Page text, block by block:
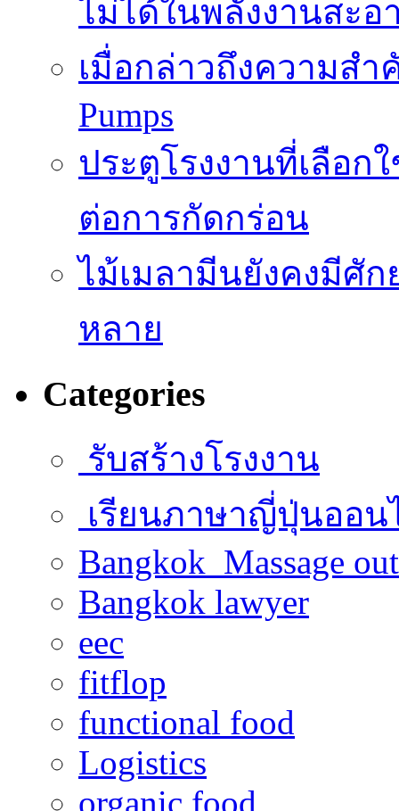
ไม่ได้ในพลังงานสะอ
เมื่อกล่าวถึงความสำ
Pumps
ประตูโรงงานที่เลือ
ต่อการกัดกร่อน
ไม้เมลามีนยังคงมีศั
หลาย
Categories
รับสร้างโรงงาน
เรียนภาษาญี่ปุ่นออน
Bangkok Massage
Bangkok lawyer
eec
fitflop
functional food
Logistics
organic food